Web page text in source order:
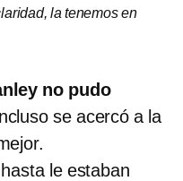
la tenemos en
no pudo
se acercó a la
le estaban